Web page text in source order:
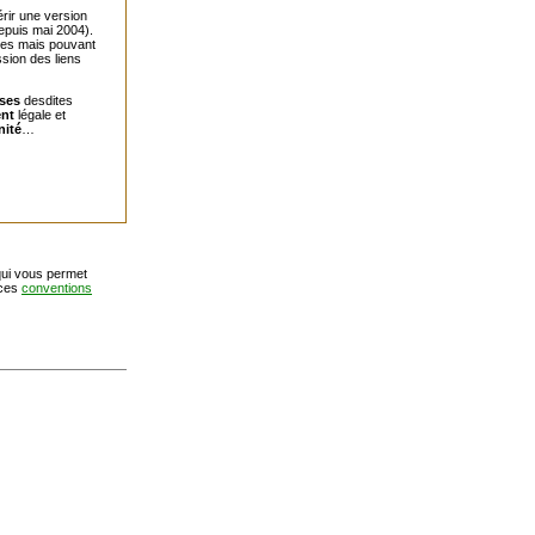
une version
mai 2004).
mais pouvant
des liens
desdites
légale et
vous permet
conventions